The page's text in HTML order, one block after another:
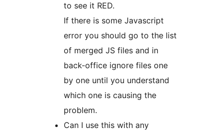
to see it RED.
If there is some Javascript
error you should go to the list
of merged JS files and in
back-office ignore files one
by one until you understand
which one is causing the
problem.
Can I use this with any